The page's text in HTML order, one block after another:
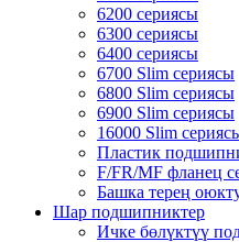
6200 сериясы
6300 сериясы
6400 сериясы
6700 Slim сериясы
6800 Slim сериясы
6900 Slim сериясы
16000 Slim
Пластик
F/FR/MF фланец
Башка терең
Шар подшипниктер
Ичке бөлүктүү